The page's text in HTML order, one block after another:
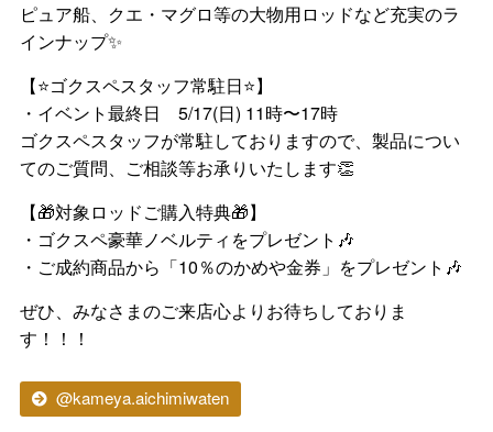
ピュア船、クエ・マグロ等の大物用ロッドなど充実のラ
インナップ✨
【⭐ゴクスペスタッフ常駐日⭐】
・イベント最終日 5/17(日) 11時〜17時
ゴクスペスタッフが常駐しておりますので、製品につい
てのご質問、ご相談等お承りいたします👏
【🎁対象ロッドご購入特典🎁】
・ゴクスペ豪華ノベルティをプレゼント🎶
・ご成約商品から「10％のかめや金券」をプレゼント🎶
ぜひ、みなさまのご来店心よりお待ちしておりま
す！！！
@kameya.aichimiwaten